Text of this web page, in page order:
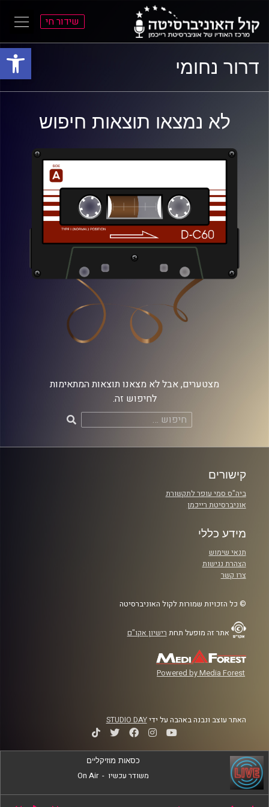
פתח
התפריט
הראשי
התוכן
הראשי
שידור חי
דרור נחומי
לא נמצאו תוצאות חיפוש
מצטערים, אבל לא מצאנו תוצאות המתאימות
לחיפוש זה.
חיפוש:
קישורים
ביה"ס סמי עופר לתקשורת
אוניברסיטת רייכמן
מידע כללי
תנאי שימוש
הצהרת נגישות
צרו קשר
© כל הזכויות שמורות לקול האוניברסיטה
אתר זה מופעל תחת רישיון אקו"ם
Powered by Media Forest
האתר עוצב ונבנה באהבה על ידיSTUDIO DAY
כסאות מוזיקליים
משודר עכשיו -
On Air